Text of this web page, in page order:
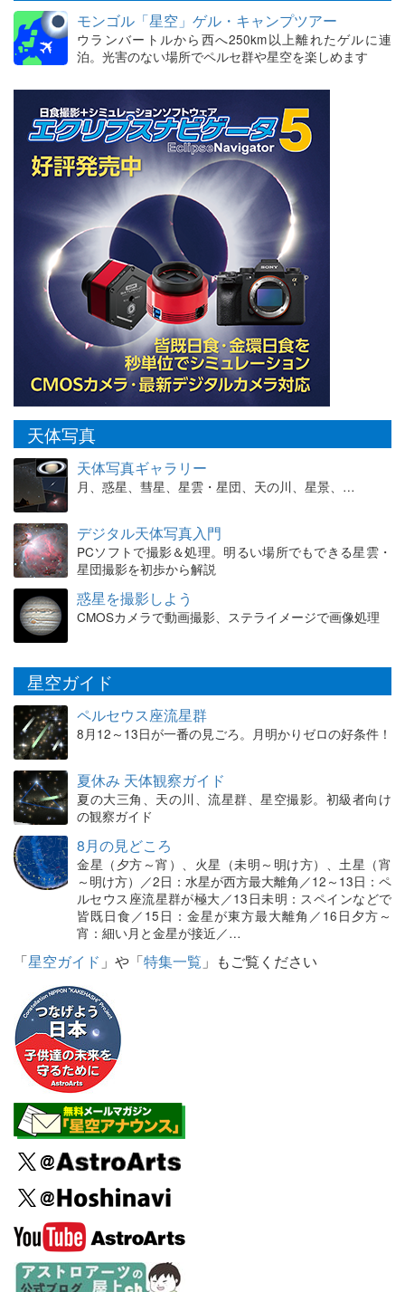
モンゴル「星空」ゲル・キャンプツアー
ウランバートルから西へ250km以上離れたゲルに連
泊。光害のない場所でペルセ群や星空を楽しめます
天体写真
天体写真ギャラリー
月、惑星、彗星、星雲・星団、天の川、星景、…
デジタル天体写真入門
PCソフトで撮影＆処理。明るい場所でもできる星雲・
星団撮影を初歩から解説
惑星を撮影しよう
CMOSカメラで動画撮影、ステライメージで画像処理
星空ガイド
ペルセウス座流星群
8月12～13日が一番の見ごろ。月明かりゼロの好条件！
夏休み 天体観察ガイド
夏の大三角、天の川、流星群、星空撮影。初級者向け
の観察ガイド
8月の見どころ
金星（夕方～宵）、火星（未明～明け方）、土星（宵
～明け方）／2日：水星が西方最大離角／12～13日：ペ
ルセウス座流星群が極大／13日未明：スペインなどで
皆既日食／15日：金星が東方最大離角／16日夕方～
宵：細い月と金星が接近／…
「星空ガイド 」や「特集一覧 」もご覧ください